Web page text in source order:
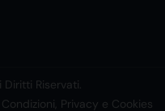
Riservati.
Condizioni, Privacy e Cookies